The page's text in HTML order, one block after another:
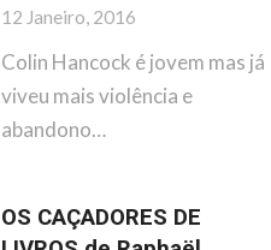
12 Janeiro, 2016
Colin Hancock é jovem mas já
viveu mais violência e
abandono…
OS CAÇADORES DE